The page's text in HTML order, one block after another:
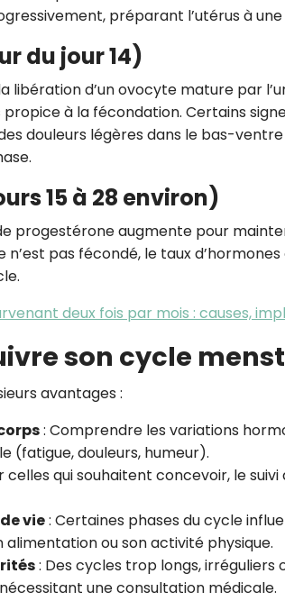
préparant l’utérus à une
du jour 14)
libération d’un ovocyte mature par
à la fécondation. Certains
douleurs légères dans le bas-
15 à 28 environ)
progestérone augmente pour
n’est pas fécondé, le taux
deux fois par mois : causes,
son cycle
avantages :
: Comprendre les variations
(fatigue, douleurs, humeur).
celles qui souhaitent concevoir, le
vie: Certaines phases du cycle
alimentation ou son activité physique.
: Des cycles trop longs,
une consultation médicale.